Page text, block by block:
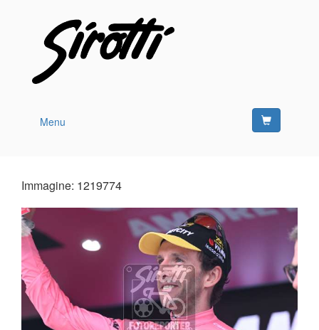
Menu
Immagine: 1219774